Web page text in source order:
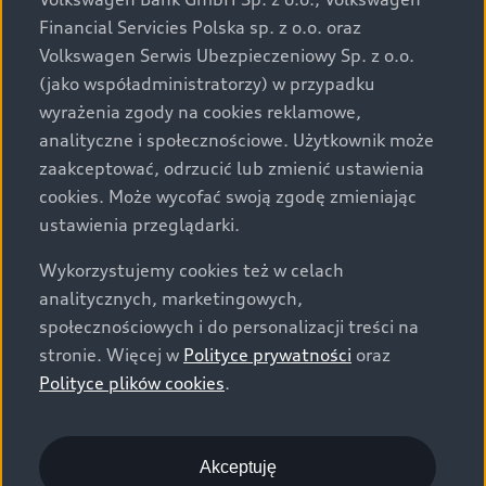
Financial Servicies Polska sp. z o.o. oraz
Volkswagen Serwis Ubezpieczeniowy Sp. z o.o.
(jako współadministratorzy) w przypadku
wyrażenia zgody na cookies reklamowe,
analityczne i społecznościowe. Użytkownik może
zaakceptować, odrzucić lub zmienić ustawienia
cookies. Może wycofać swoją zgodę zmieniając
ustawienia przeglądarki.
Wykorzystujemy cookies też w celach
analitycznych, marketingowych,
społecznościowych i do personalizacji treści na
stronie. Więcej w Polityce prywatności oraz
Polityce plików cookies.
Akceptuję
za dopłatą. Wiążące ustalenie ceny, wyposażenia i
specyfikacji pojazdu następują w umowie sprzedaży, a
określenie parametrów technicznych zawiera
świadectwo homologacji typu pojazdu. Zastrzegamy
sobie prawo do zmian i pomyłek. Wszelkie informacje
prezentowane na stronie są aktualne na dzień ich
zamieszczania. W celu uzyskania najnowszych
informacji prosimy kontaktować się z Partnerem Marki
Audi.
Wszystkie produkowane obecnie samochody marki Audi
są wykonywane z materiałów spełniających pod
względem możliwości odzysku i recyklingu wymagania
określone w normie ISO 22628 i są zgodne z
europejskimi świadectwami homologacji wydanymi wg
o.o. podlega obowiązkowi zapewnienia wszystkim
użytkownikom samochodów marki Volkswagen sieci